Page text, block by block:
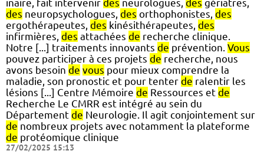
inaire, fait intervenir des neurologues, des gériatres,
des neuropsychologues, des orthophonistes, des
ergothérapeutes, des kinésithérapeutes, des
infirmières, des attachées de recherche clinique.
Notre [...] traitements innovants de prévention. Vous
pouvez participer à ces projets de recherche, nous
avons besoin de vous pour mieux comprendre la
maladie, son pronostic et pour tenter de ralentir les
lésions [...] Centre Mémoire de Ressources et de
Recherche Le CMRR est intégré au sein du
Département de Neurologie. Il agit conjointement sur
de nombreux projets avec notamment la plateforme
de protéomique clinique
27/02/2025 15:13